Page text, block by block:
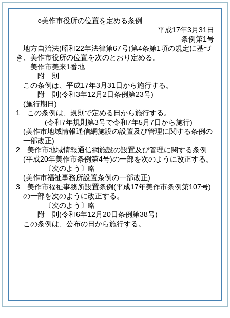
○美作市役所の位置を定める条例
平成17年3月31日
条例第1号
地方自治法(昭和22年法律第67号)第4条第1項の規定に基づ
き、美作市役所の位置を次のとおり定める。
美作市美来1番地
附 則
この条例は、平成17年3月31日から施行する。
附 則(令和3年12月2日条例第23号)
(施行期日)
1
この条例は、規則で定める日から施行する。
(令和7年規則第3号で令和7年5月7日から施行)
(美作市地域情報通信網施設の設置及び管理に関する条例の
一部改正)
2
美作市地域情報通信網施設の設置及び管理に関する条例
(平成20年美作市条例第4号)の一部を次のように改正する。
〔次のよう〕略
(美作市福祉事務所設置条例の一部改正)
3
美作市福祉事務所設置条例(平成17年美作市条例第107号)
の一部を次のように改正する。
〔次のよう〕略
附 則(令和6年12月20日条例第38号)
この条例は、公布の日から施行する。